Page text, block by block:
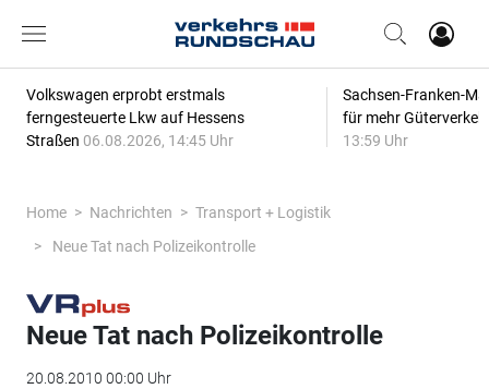
Volkswagen erprobt erstmals
ferngesteuerte Lkw auf Hessens
Straßen 06.08.2026, 14:45 Uhr
Sachsen-Franken-
für mehr
13:59 Uhr
Home Nachrichten
Transport + Logistik
Neue Tat nach Polizeikontrolle
Neue Tat nach Polizeikontrolle
20.08.2010 00:00 Uhr